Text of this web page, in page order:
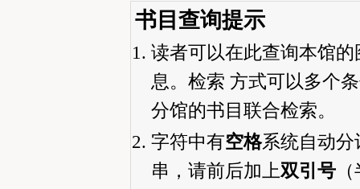
书目查询提示
读者可以在此查询本馆
息。检索 方式可以多个
分馆的书目联合检索。
字符中有空格系统自动分
串，请前后加上双引号（